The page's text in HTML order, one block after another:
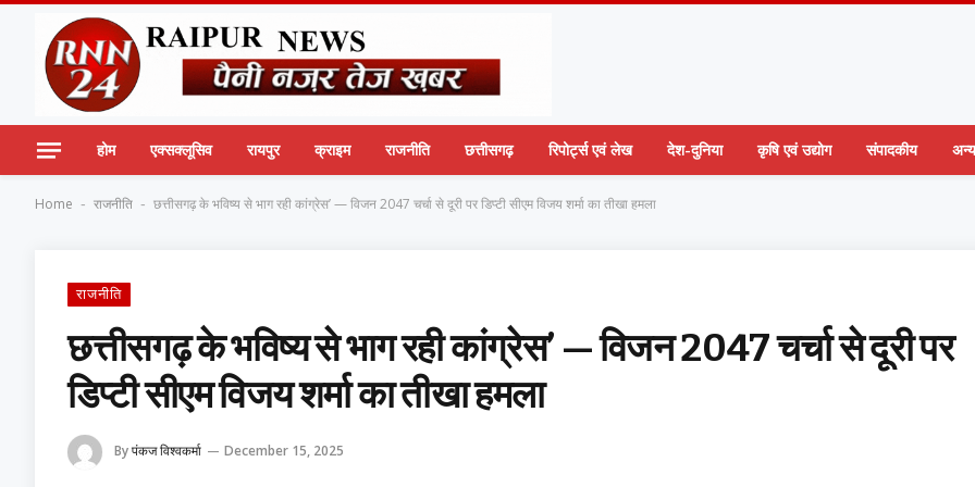
होम एक्सक्लूसिव रायपुर क्राइम राजनीति छत्तीसगढ़ रिपोर्ट्स एवं लेख देश-दुनिया कृषि एवं उद्योग संपादकीय अन्य
Home - राजनीति - छत्तीसगढ़ के भविष्य से भाग रही कांग्रेस’ — विजन 2047 चर्चा से दूरी पर डिप्टी सीएम विजय शर्मा का तीखा हमला
राजनीति
छत्तीसगढ़ के भविष्य से भाग रही कांग्रेस’ — विजन 2047 चर्चा से दूरी पर
डिप्टी सीएम विजय शर्मा का तीखा हमला
Byपंकज विश्वकर्मा December 15, 2025